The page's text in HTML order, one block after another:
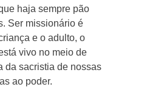
haja sempre pão
Ser missionário é
e o adulto, o
vivo no meio de
da sacristia de nossas
ao poder.